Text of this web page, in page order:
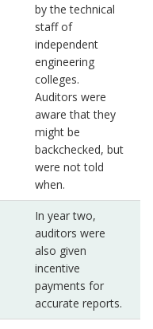
by the technical
staff of
independent
engineering
colleges.
Auditors were
aware that they
might be
backchecked, but
were not told
when.
In year two,
auditors were
also given
incentive
payments for
accurate reports.